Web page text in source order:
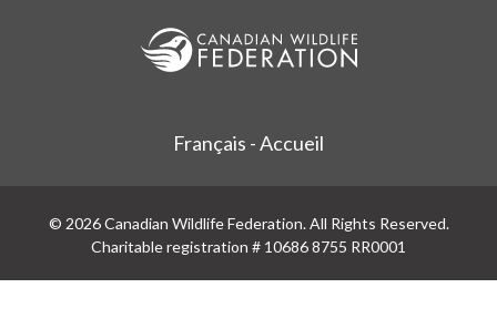
Français - Accueil
© 2026 Canadian Wildlife Federation. All Rights Reserved.
Charitable registration # 10686 8755 RR0001